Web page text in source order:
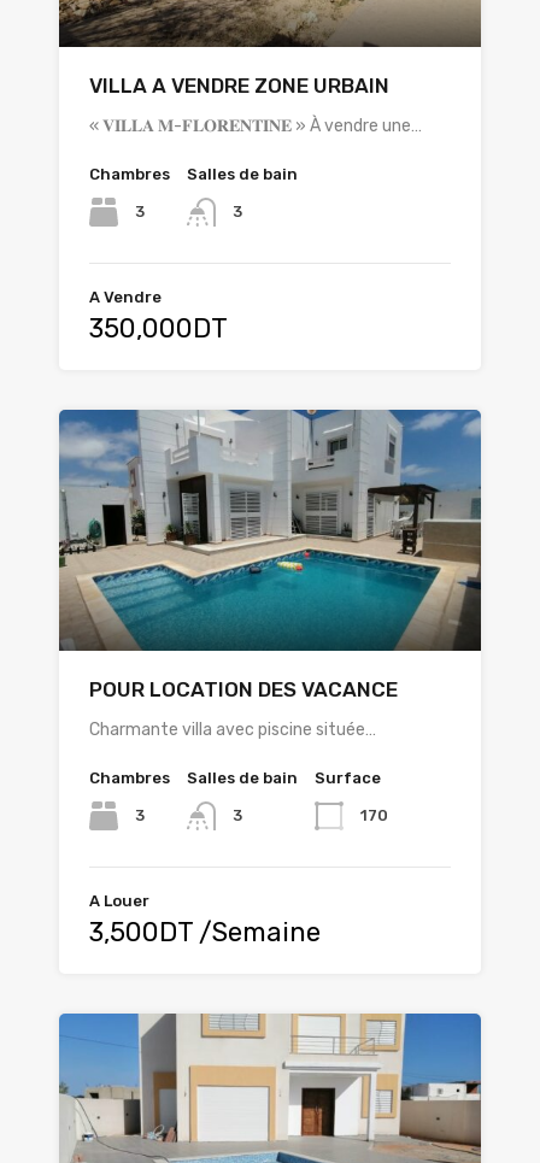
VILLA A VENDRE ZONE URBAIN
« 𝐕𝐈𝐋𝐋𝐀 𝐌-𝐅𝐋𝐎𝐑𝐄𝐍𝐓𝐈𝐍𝐄 » À vendre une…
Chambres
3
Salles de bain
3
A Vendre
350,000DT
POUR LOCATION DES VACANCE
Charmante villa avec piscine située…
Chambres
3
Salles de bain
3
Surface
170
A Louer
3,500DT /Semaine